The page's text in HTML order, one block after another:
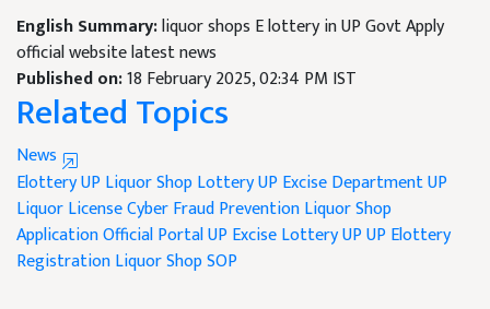
English Summary:liquor shops E lottery in UP Govt Apply
official website latest news
Published on:18 February 2025, 02:34 PM IST
Related Topics
News
Elottery UPLiquor Shop LotteryUP Excise DepartmentUP
Liquor LicenseCyber Fraud PreventionLiquor Shop
ApplicationOfficial Portal UPExcise Lottery UPUP Elottery
RegistrationLiquor Shop SOP